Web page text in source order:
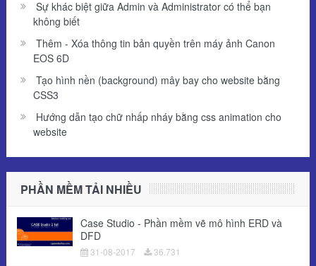
Sự khác biệt giữa Admin và Administrator có thể bạn
không biết
Thêm - Xóa thông tin bản quyền trên máy ảnh Canon
EOS 6D
Tạo hình nền (background) mây bay cho website bằng
CSS3
Hướng dẫn tạo chữ nhấp nháy bằng css animation cho
website
PHẦN MỀM TẢI NHIỀU
Case Studio - Phần mềm vẽ mô hình ERD và
DFD
31-08-2017 36.731